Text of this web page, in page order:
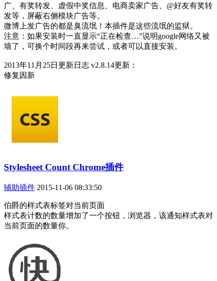
广、有奖转发、虚假中奖信息、电商卖家广告、@好友有奖转
发等，屏蔽右侧模块广告等。
微博上发广告的都是臭流氓！本插件是这些流氓的监狱。
注意：如果安装时一直显示“正在检查…”说明google网络又被
墙了，可换个时间段再来尝试，或者可以直接安装。
2013年11月25日更新日志 v2.8.14更新：
修复因新
Stylesheet Count Chrome插件
辅助插件 2015-11-06 08:33:50
伯爵的样式表标签对当前页面
样式表计数的数量增加了一个按钮，浏览器，该通知样式表对
当前页面的数量你。